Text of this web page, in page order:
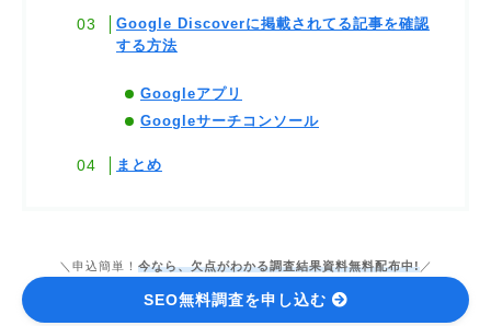
Google Discoverに掲載されてる記事を確認
する方法
Googleアプリ
Googleサーチコンソール
まとめ
＼申込簡単！ 今なら、欠点がわかる調査結果資料無料配布中!／
SEO無料調査を申し込む